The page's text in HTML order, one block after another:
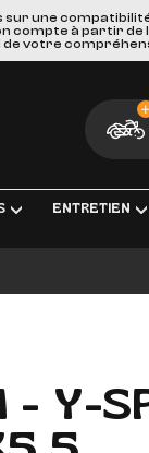
une
à partir
votre
ENTRETIEN
CHIMIQUES
- Y-